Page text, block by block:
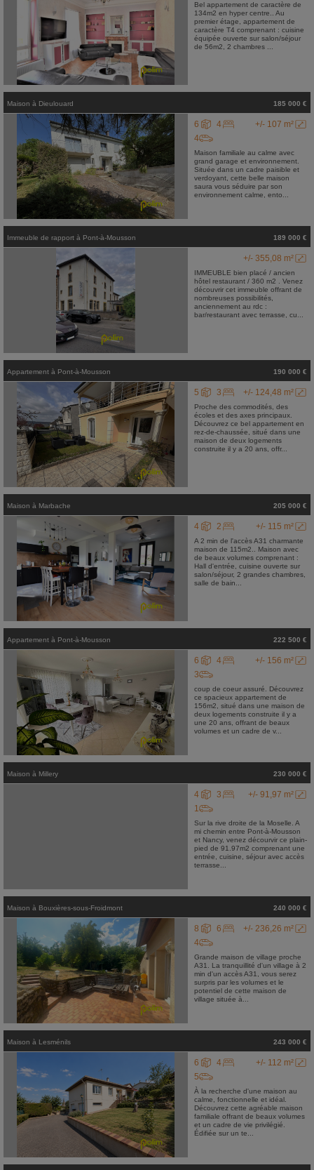
Bel appartement de caractère de
134m2 en hyper centre.. Au
premier étage, appartement de
caractère T4 comprenant : cuisine
équipée ouverte sur salon/séjour
de 56m2, 2 chambres ...
Maison à Dieulouard 185 000 €
+/- 107 m²
6
4
4
Maison familiale au calme avec
grand garage et environnement.
Située dans un cadre paisible et
verdoyant, cette belle maison
saura vous séduire par son
environnement calme, ento...
Immeuble de rapport à Pont-à-Mousson 189 000 €
+/- 355,08 m²
IMMEUBLE bien placé / ancien
hôtel restaurant / 360 m2 . Venez
découvrir cet immeuble offrant de
nombreuses possibilités,
anciennement au rdc :
bar/restaurant avec terrasse, cu...
Appartement à Pont-à-Mousson 190 000 €
+/- 124,48 m²
5 3
Proche des commodités, des
écoles et des axes principaux.
Découvrez ce bel appartement en
rez-de-chaussée, situé dans une
maison de deux logements
construite il y a 20 ans, offr...
Maison à Marbache 205 000 €
+/- 115 m²
4 2
A 2 min de l'accès A31 charmante
maison de 115m2.. Maison avec
de beaux volumes comprenant :
Hall d'entrée, cuisine ouverte sur
salon/séjour, 2 grandes chambres,
salle de bain...
Appartement à Pont-à-Mousson 222 500 €
+/- 156 m²
6
4
3
coup de coeur assuré. Découvrez
ce spacieux appartement de
156m2, situé dans une maison de
deux logements construite il y a
une 20 ans, offrant de beaux
volumes et un cadre de v...
Maison à Millery 230 000 €
+/- 91,97 m²
4
3
1
Sur la rive droite de la Moselle. A
mi chemin entre Pont-à-Mousson
et Nancy, venez décourvir ce plain-
pied de 91.97m2 comprenant une
entrée, cuisine, séjour avec accès
terrasse...
Maison à Bouxières-sous-Froidmont 240 000 €
+/- 236,26 m²
8
6
4
Grande maison de village proche
A31. La tranquillité d'un village à 2
min d'un accès A31, vous serez
surpris par les volumes et le
potentiel de cette maison de
village située à...
Maison à Lesménils 243 000 €
+/- 112 m²
6
4
5
À la recherche d'une maison au
calme, fonctionnelle et idéal.
Découvrez cette agréable maison
familiale offrant de beaux volumes
et un cadre de vie privilégié.
Édifiée sur un te...